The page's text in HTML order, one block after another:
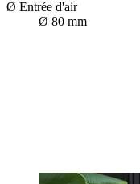
Ø Entrée d'air
Ø 80 mm